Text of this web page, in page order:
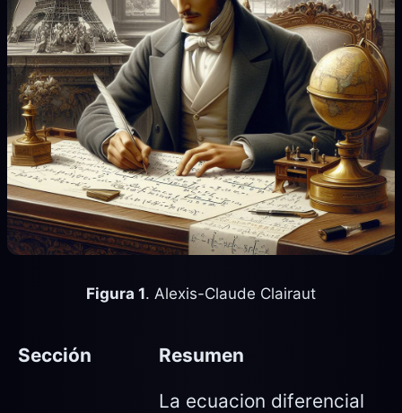
Figura 1. Alexis-Claude Clairaut
Sección Resumen
La ecuacion diferencial